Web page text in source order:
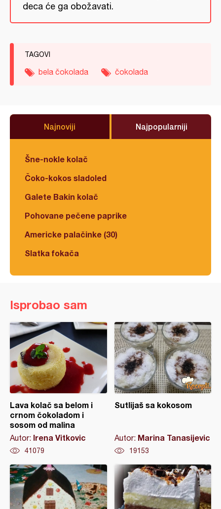
deca će ga obožavati.
TAGOVI
bela čokolada čokolada
Najnoviji Najpopularniji
Šne-nokle kolač
Čoko-kokos sladoled
Galete Bakin kolač
Pohovane pečene paprike
Americke palačinke (30)
Slatka fokača
Isprobao sam
Lava kolač sa belom i
crnom čokoladom i
sosom od malina
Autor: Irena Vitkovic
41079
Sutlijaš sa kokosom
Autor: Marina Tanasijevic
19153